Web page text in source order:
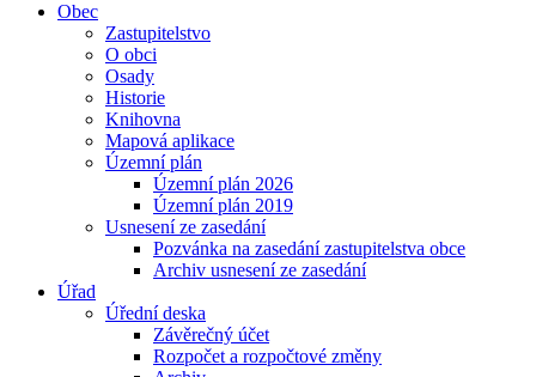
Obec
Zastupitelstvo
O obci
Osady
Historie
Knihovna
Mapová aplikace
Územní plán
Územní plán 2026
Územní plán 2019
Usnesení ze zasedání
Pozvánka na zasedání zastupitelstva obce
Archiv usnesení ze zasedání
Úřad
Úřední deska
Závěrečný účet
Rozpočet a rozpočtové změny